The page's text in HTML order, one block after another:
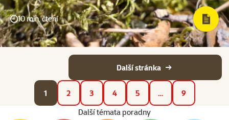
10 min. čtení
1 2 3 4 5 … 9
Další stránka
Další témata poradny